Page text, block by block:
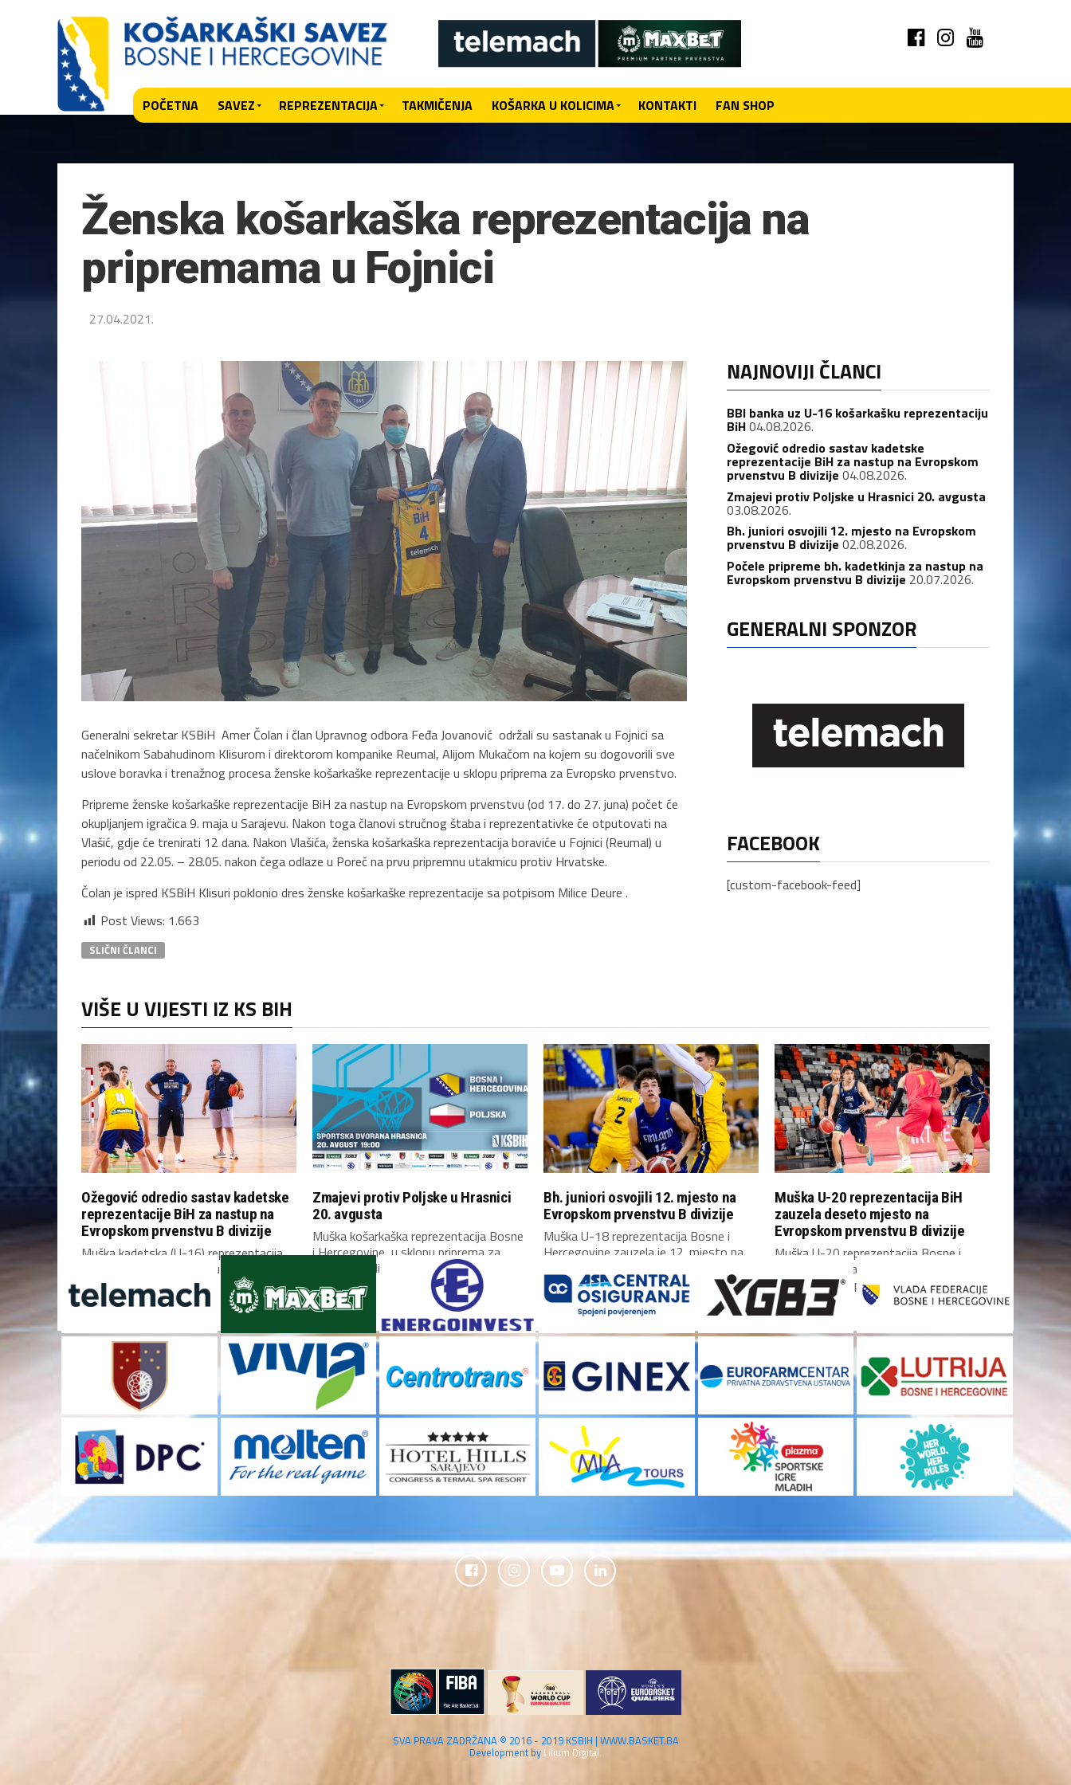
POČETNA SAVEZ REPREZENTACIJA TAKMIČENJA KOŠARKA U KOLICIMA KONTAKTI FAN SHOP
Ženska košarkaška reprezentacija na
pripremama u Fojnici
27.04.2021.
Generalni sekretar KSBiH Amer Čolan i član Upravnog odbora Feđa Jovanović održali su sastanak u Fojnici sa
načelnikom Sabahudinom Klisurom i direktorom kompanike Reumal, Alijom Mukačom na kojem su dogovorili sve
uslove boravka i trenažnog procesa ženske košarkaške reprezentacije u sklopu priprema za Evropsko prvenstvo.
Pripreme ženske košarkaške reprezentacije BiH za nastup na Evropskom prvenstvu (od 17. do 27. juna) počet će
okupljanjem igračica 9. maja u Sarajevu. Nakon toga članovi stručnog štaba i reprezentativke će otputovati na
Vlašić, gdje će trenirati 12 dana. Nakon Vlašića, ženska košarkaška reprezentacija boraviće u Fojnici (Reumal) u
periodu od 22.05. – 28.05. nakon čega odlaze u Poreč na prvu pripremnu utakmicu protiv Hrvatske.
Čolan je ispred KSBiH Klisuri poklonio dres ženske košarkaške reprezentacije sa potpisom Milice Deure .
Post Views: 1.663
SLIČNI ČLANCI
NAJNOVIJI ČLANCI
BBI banka uz U-16 košarkašku reprezentaciju
BiH04.08.2026.
Ožegović odredio sastav kadetske
reprezentacije BiH za nastup na Evropskom
prvenstvu B divizije 04.08.2026.
Zmajevi protiv Poljske u Hrasnici 20. avgusta
03.08.2026.
Bh. juniori osvojili 12. mjesto na Evropskom
prvenstvu B divizije 02.08.2026.
Počele pripreme bh. kadetkinja za nastup na
Evropskom prvenstvu B divizije 20.07.2026.
GENERALNI SPONZOR
FACEBOOK
[custom-facebook-feed]
VIŠE U VIJESTI IZ KS BIH
Ožegović odredio sastav kadetske
reprezentacije BiH za nastup na
Evropskom prvenstvu B divizije
Muška kadetska (U-16) reprezentacija
Bosne i Hercegovine otputovala je
danas u Skoplje, gdje će...
Zmajevi protiv Poljske u Hrasnici
20. avgusta
Muška košarkaška reprezentacija Bosne
i Hercegovine, u sklopu priprema za
mečeve kvalifikacija za Mundobasket,...
Bh. juniori osvojili 12. mjesto na
Evropskom prvenstvu B divizije
Muška U-18 reprezentacija Bosne i
Hercegovine zauzela je 12. mjesto na
Muška U-20 reprezentacija BiH
zauzela deseto mjesto na
Evropskom prvenstvu B divizije
Muška U-20 reprezentacija Bosne i
Hercegovine zauzela je deseto mjesto
na Evropskom prvenstvu B...
SVA PRAVA ZADRŽANA © 2016 - 2019 KSBIH | WWW.BASKET.BA
Development by Lilium Digital.